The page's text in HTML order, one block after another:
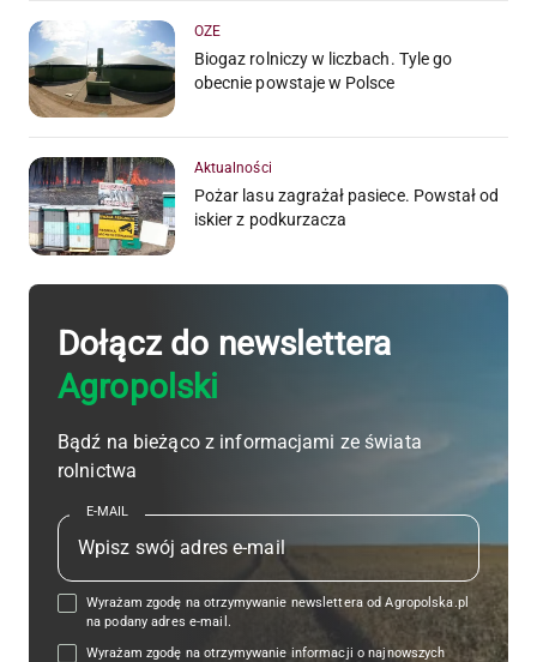
OZE
Biogaz rolniczy w liczbach. Tyle go
obecnie powstaje w Polsce
Aktualności
Pożar lasu zagrażał pasiece. Powstał od
iskier z podkurzacza
Dołącz do newslettera
Agropolski
Bądź na bieżąco z informacjami ze świata
rolnictwa
E-MAIL
Wyrażam zgodę na otrzymywanie newslettera od Agropolska.pl
na podany adres e-mail.
Wyrażam zgodę na otrzymywanie informacji o najnowszych